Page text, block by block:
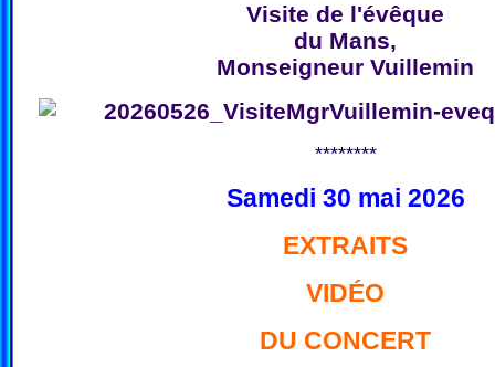
Visite de l'évêque
du Mans,
Monseigneur Vuillemin
********
Samedi 30 mai 2026
EXTRAITS
VIDÉO
DU CONCERT